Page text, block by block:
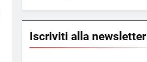
Iscriviti alla newsletter